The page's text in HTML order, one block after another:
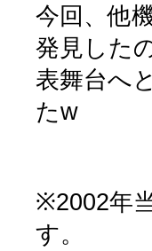
今回、他
発見した
表舞台へ
たw
※2002年
す。